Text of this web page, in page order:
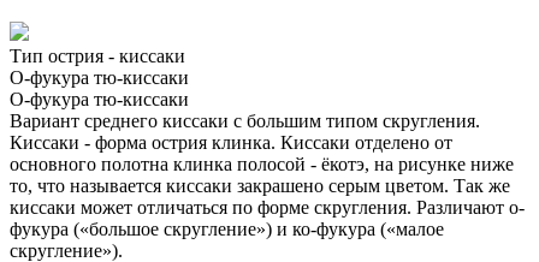
Тип острия - киссаки
О-фукура тю-киссаки
О-фукура тю-киссаки
Вариант среднего киссаки с большим типом скругления.
Киссаки - форма острия клинка. Киссаки отделено от
основного полотна клинка полосой - ёкотэ, на рисунке ниже
то, что называется киссаки закрашено серым цветом. Так же
киссаки может отличаться по форме скругления. Различают о-
фукура («большое скругление») и ко-фукура («малое
скругление»).